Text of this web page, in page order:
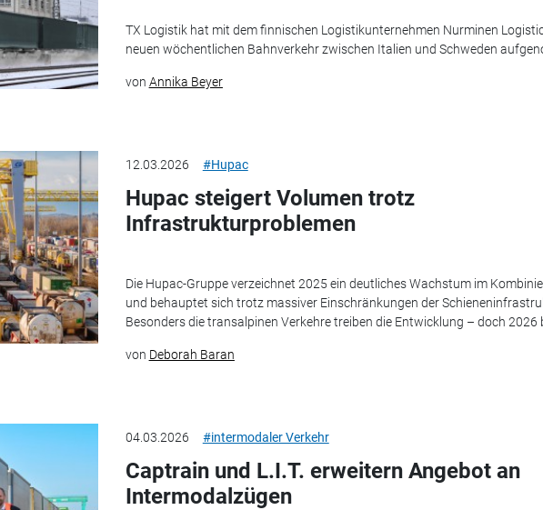
TX Logistik hat mit dem finnischen Logistikunternehmen Nurminen
neuen wöchentlichen Bahnverkehr zwischen Italien und Schweden
von Annika Beyer
12.03.2026 #Hupac
Hupac steigert Volumen trotz
Infrastrukturproblemen
Die Hupac-Gruppe verzeichnet 2025 ein deutliches Wachstum im
und behauptet sich trotz massiver Einschränkungen der
Besonders die transalpinen Verkehre treiben die Entwicklung – doch 2026
von Deborah Baran
04.03.2026 #intermodaler Verkehr
Captrain und L.I.T. erweitern Angebot an
Intermodalzügen